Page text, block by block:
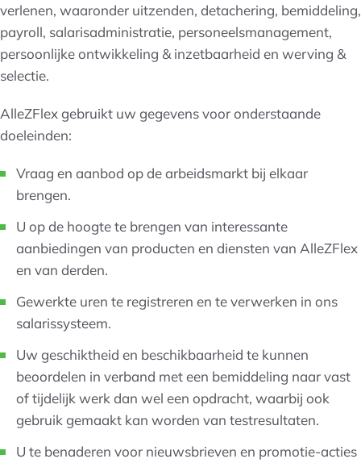
verlenen, waaronder uitzenden, detachering, bemiddeling,
payroll, salarisadministratie, personeelsmanagement,
persoonlijke ontwikkeling & inzetbaarheid en werving &
selectie.
AlleZFlex gebruikt uw gegevens voor onderstaande
doeleinden:
Vraag en aanbod op de arbeidsmarkt bij elkaar
brengen.
U op de hoogte te brengen van interessante
aanbiedingen van producten en diensten van AlleZFlex
en van derden.
Gewerkte uren te registreren en te verwerken in ons
salarissysteem.
Uw geschiktheid en beschikbaarheid te kunnen
beoordelen in verband met een bemiddeling naar vast
of tijdelijk werk dan wel een opdracht, waarbij ook
gebruik gemaakt kan worden van testresultaten.
U te benaderen voor nieuwsbrieven en promotie-acties